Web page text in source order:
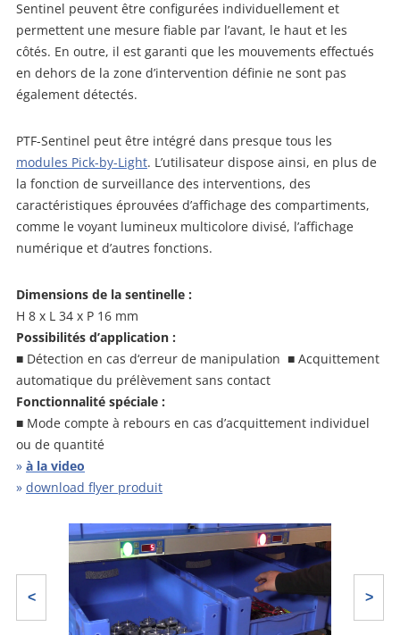
Sentinel peuvent être configurées individuellement et
permettent une mesure fiable par l’avant, le haut et les
côtés. En outre, il est garanti que les mouvements effectués
en dehors de la zone d’intervention définie ne sont pas
également détectés.
PTF-Sentinel peut être intégré dans presque tous les
modules Pick-by-Light. L’utilisateur dispose ainsi, en plus de
la fonction de surveillance des interventions, des
caractéristiques éprouvées d’affichage des compartiments,
comme le voyant lumineux multicolore divisé, l’affichage
numérique et d’autres fonctions.
Dimensions de la sentinelle :
H 8 x L 34 x P 16 mm
Possibilités d’application :
■ Détection en cas d‘erreur de manipulation ■ Acquittement
automatique du prélèvement sans contact
Fonctionnalité spéciale :
■ Mode compte à rebours en cas d’acquittement individuel
ou de quantité
» à la video
» download flyer produit
< >